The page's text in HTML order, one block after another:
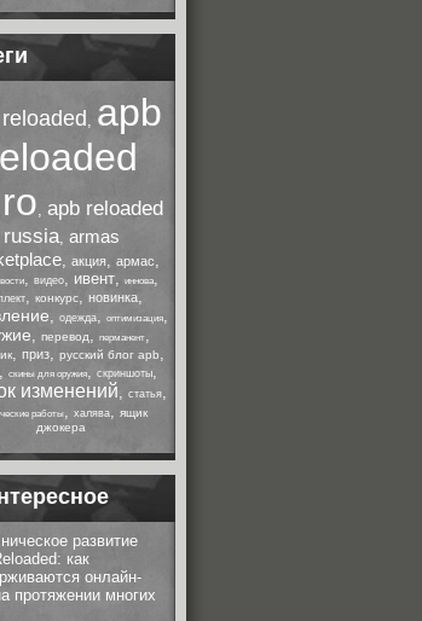
, apb
, apb reloaded
russia, armas
, акция, армас,
, видео, ивент, иннова,
, конкурс, новинка,
, одежда, оптимизация,
, перевод, перманент,
, приз, русский блог apb,
, скины для оружия, скриншоты,
изменений, статья,
работы, халява, ящик
джокера
развитие
как
онлайн-
протяжении многих